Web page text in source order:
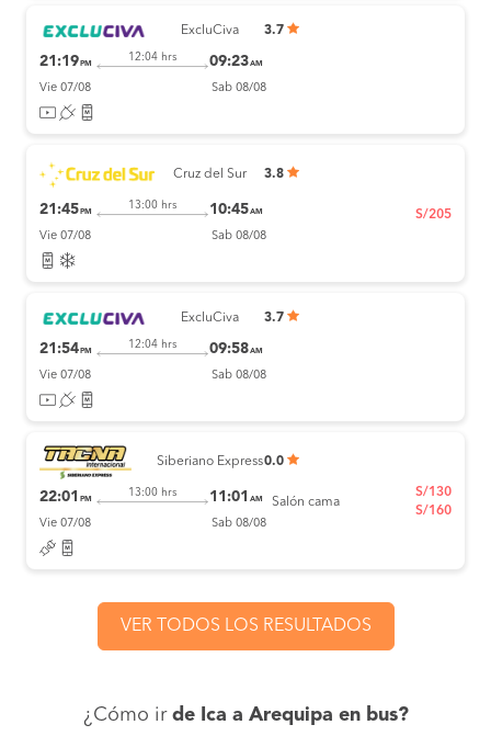
ExcluCiva 3.7
21:19 PM
12:04 hrs 09:23AM
Vie 07/08 Sab 08/08
Cruz del Sur 3.8
21:45 PM
13:00 hrs 10:45AM
Vie 07/08 Sab 08/08
S/205
ExcluCiva 3.7
21:54 PM
12:04 hrs 09:58AM
Vie 07/08 Sab 08/08
Siberiano Express0.0
22:01 PM
13:00 hrs 11:01 AM
Vie 07/08 Sab 08/08
Salón cama
S/130
S/160
VER TODOS LOS RESULTADOS
¿Cómo ir de Ica a Arequipa en bus?